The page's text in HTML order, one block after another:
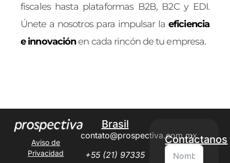
fiscales hasta plataformas B2B, B2C y EDI.
Únete a nosotros para impulsar la eficiencia
e innovaciónen cada rincón de tu empresa.
Aviso de
Privacidad
Brasil
contato@prospectiva.com.mx
+55 (21) 97335
Contáctanos